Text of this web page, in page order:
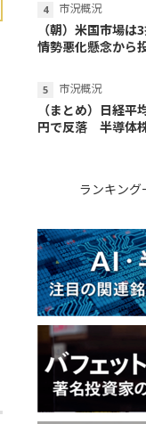
市況概況
（朝）米国市場
情勢悪化懸念から
市況概況
（まとめ）日経
円で反落 半導体
ランキング